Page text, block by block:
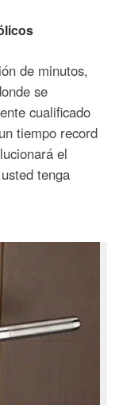
de minutos,
se
cualificado
tiempo record
el
tenga